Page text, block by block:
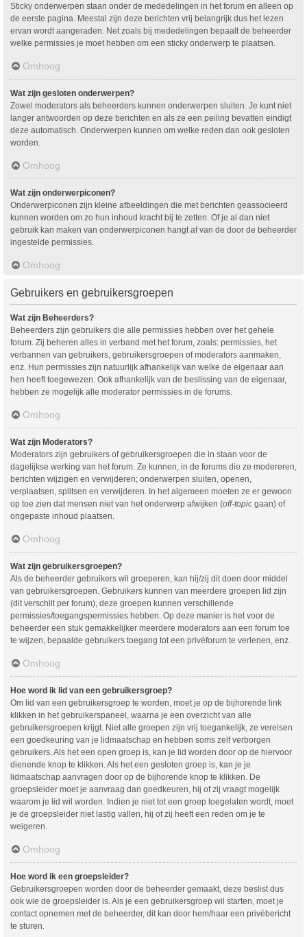
Sticky onderwerpen staan onder de mededelingen in het forum en alleen op
de eerste pagina. Meestal zijn deze berichten vrij belangrijk dus het lezen
ervan wordt aangeraden. Net zoals bij mededelingen bepaalt de beheerder
welke permissies je moet hebben om een sticky onderwerp te plaatsen.
Omhoog
Wat zijn gesloten onderwerpen?
Zowel moderators als beheerders kunnen onderwerpen sluiten. Je kunt niet
langer antwoorden op deze berichten en als ze een peiling bevatten eindigt
deze automatisch. Onderwerpen kunnen om welke reden dan ook gesloten
worden.
Omhoog
Wat zijn onderwerpiconen?
Onderwerpiconen zijn kleine afbeeldingen die met berichten geassocieerd
kunnen worden om zo hun inhoud kracht bij te zetten. Of je al dan niet
gebruik kan maken van onderwerpiconen hangt af van de door de beheerder
ingestelde permissies.
Omhoog
Gebruikers en gebruikersgroepen
Wat zijn Beheerders?
Beheerders zijn gebruikers die alle permissies hebben over het gehele
forum. Zij beheren alles in verband met het forum, zoals: permissies, het
verbannen van gebruikers, gebruikersgroepen of moderators aanmaken,
enz. Hun permissies zijn natuurlijk afhankelijk van welke de eigenaar aan
hen heeft toegewezen. Ook afhankelijk van de beslissing van de eigenaar,
hebben ze mogelijk alle moderator permissies in de forums.
Omhoog
Wat zijn Moderators?
Moderators zijn gebruikers of gebruikersgroepen die in staan voor de
dagelijkse werking van het forum. Ze kunnen, in de forums die ze modereren,
berichten wijzigen en verwijderen; onderwerpen sluiten, openen,
verplaatsen, splitsen en verwijderen. In het algemeen moeten ze er gewoon
op toe zien dat mensen niet van het onderwerp afwijken (off-topic gaan) of
ongepaste inhoud plaatsen.
Omhoog
Wat zijn gebruikersgroepen?
Als de beheerder gebruikers wil groeperen, kan hij/zij dit doen door middel
van gebruikersgroepen. Gebruikers kunnen van meerdere groepen lid zijn
(dit verschilt per forum), deze groepen kunnen verschillende
permissies/toegangspermissies hebben. Op deze manier is het voor de
beheerder een stuk gemakkelijker meerdere moderators aan een forum toe
te wijzen, bepaalde gebruikers toegang tot een privéforum te verlenen, enz.
Omhoog
Hoe word ik lid van een gebruikersgroep?
Om lid van een gebruikersgroep te worden, moet je op de bijhorende link
klikken in het gebruikerspaneel, waarna je een overzicht van alle
gebruikersgroepen krijgt. Niet alle groepen zijn vrij toegankelijk, ze vereisen
een goedkeuring van je lidmaatschap en hebben soms zelf verborgen
gebruikers. Als het een open groep is, kan je lid worden door op de hiervoor
dienende knop te klikken. Als het een gesloten groep is, kan je je
lidmaatschap aanvragen door op de bijhorende knop te klikken. De
groepsleider moet je aanvraag dan goedkeuren, hij of zij vraagt mogelijk
waarom je lid wil worden. Indien je niet tot een groep toegelaten wordt, moet
je de groepsleider niet lastig vallen, hij of zij heeft een reden om je te
weigeren.
Omhoog
Hoe word ik een groepsleider?
Gebruikersgroepen worden door de beheerder gemaakt, deze beslist dus
ook wie de groepsleider is. Als je een gebruikersgroep wil starten, moet je
contact opnemen met de beheerder, dit kan door hem/haar een privébericht
te sturen.